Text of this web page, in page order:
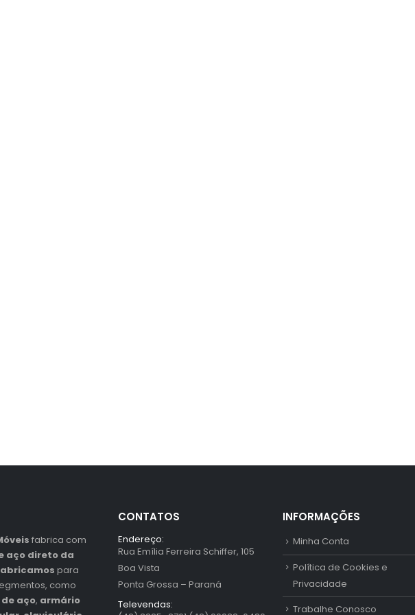
fabrica com
aço direto da
para
como
aço, armário
CONTATOS
Endereço:
Rua Emília Ferreira Schiffer, 105
Boa Vista
Ponta Grossa – Paraná
Televendas:
INFORMAÇÕES
Minha Conta
Política de Cookies e
Privacidade
Trabalhe Conosco